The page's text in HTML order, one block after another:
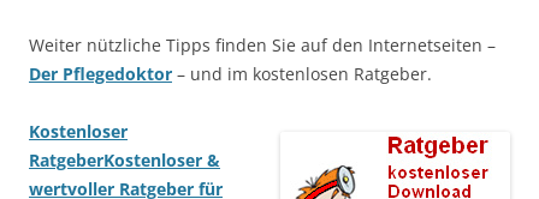
Weiter nützliche Tipps finden Sie auf den Internetseiten –
Der Pflegedoktor – und im kostenlosen Ratgeber.
Kostenloser
RatgeberKostenloser &
wertvoller Ratgeber für